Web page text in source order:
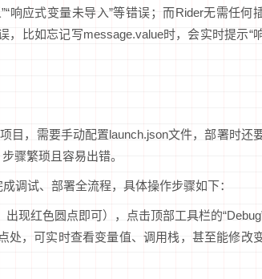
响应式变量未导入”等错误；而Rider无需任何
比如忘记写message.value时，会实时提示“
目，需要手动配置launch.json文件，部署时还
骤繁琐且容易出错。
调试、部署全流程，具体操作步骤如下：
现红色圆点即可），点击顶部工具栏的
处，可实时查看变量值、调用栈，甚至能修改